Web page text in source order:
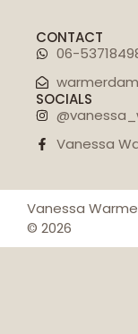
CONTACT
06-
SOCIALS
Vanessa
Vanessa
© 2026